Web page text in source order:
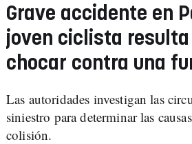
Grave accidente en
joven ciclista
chocar contra una
Las autoridades investigan las
siniestro para determinar las
colisión.